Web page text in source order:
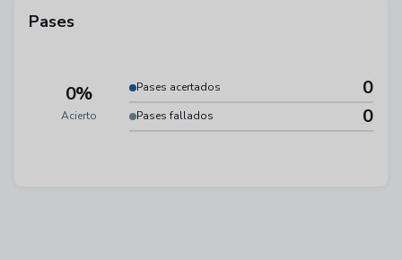
Pases
0%
Acierto
Pases acertados 0
Pases fallados 0